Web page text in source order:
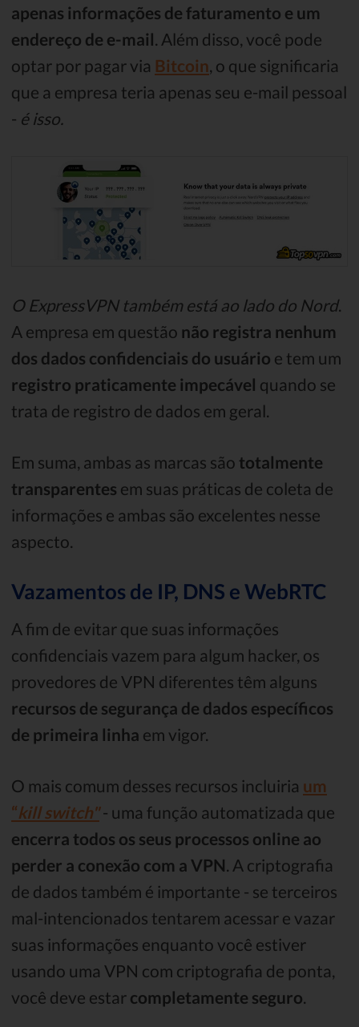
apenas informações de faturamento e um
endereço de e-mail . Além disso, você pode
optar por pagar via Bitcoin , o que significaria
que a empresa teria apenas seu e-mail pessoal
- é isso.
O ExpressVPN também está ao lado do Nord.
A empresa em questão não registra nenhum
dos dados confidenciais do usuário e tem um
registro praticamente impecável quando se
trata de registro de dados em geral.
Em suma, ambas as marcas são totalmente
transparentes em suas práticas de coleta de
informações e ambas são excelentes nesse
aspecto.
Vazamentos de IP, DNS e WebRTC
A fim de evitar que suas informações
confidenciais vazem para algum hacker, os
provedores de VPN diferentes têm alguns
recursos de segurança de dados específicos
de primeira linha em vigor.
O mais comum desses recursos incluiria um
“kill switch" - uma função automatizada que
encerra todos os seus processos online ao
perder a conexão com a VPN . A criptografia
de dados também é importante - se terceiros
mal-intencionados tentarem acessar e vazar
suas informações enquanto você estiver
usando uma VPN com criptografia de ponta,
você deve estar completamente seguro